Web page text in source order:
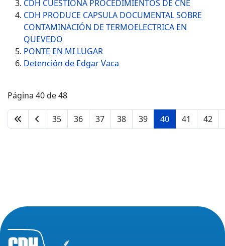
CDH CUESTIONA PROCEDIMIENTOS DE CNE
CDH PRODUCE CAPSULA DOCUMENTAL SOBRE
CONTAMINACIÓN DE TERMOELECTRICA EN
QUEVEDO
PONTE EN MI LUGAR
Detención de Edgar Vaca
Página 40 de 48
35 36 37 38 39 40 41 42